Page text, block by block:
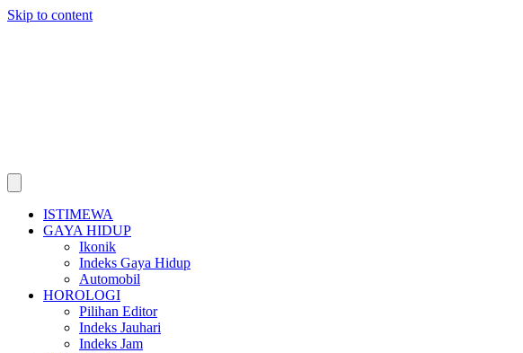
Skip to content
ISTIMEWA
GAYA HIDUP
Ikonik
Indeks Gaya Hidup
Automobil
HOROLOGI
Pilihan Editor
Indeks Jauhari
Indeks Jam